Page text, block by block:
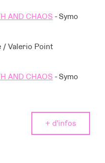
AND CHAOS- Symo
/ Valerio Point
AND CHAOS- Symo
+ d'infos